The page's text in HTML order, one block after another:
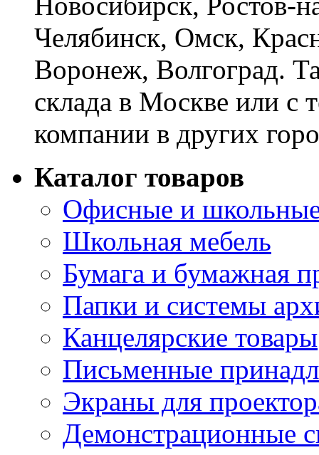
Челябинск, Омск,
Воронеж, Волгоград.
склада в Москве или с
компании в других
Каталог товаров
Офисные и
Школьная мебель
Бумага и бумажная
Папки и системы
Канцелярские товары
Письменные
Экраны для
Демонстрационные